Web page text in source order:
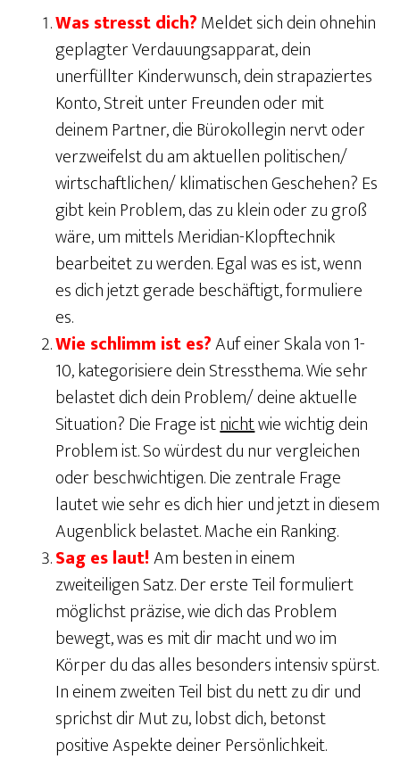
Was stresst dich?Meldet sich dein ohnehin
geplagter Verdauungsapparat, dein
unerfüllter Kinderwunsch, dein strapaziertes
Konto, Streit unter Freunden oder mit
deinem Partner, die Bürokollegin nervt oder
verzweifelst du am aktuellen politischen/
wirtschaftlichen/ klimatischen Geschehen? Es
gibt kein Problem, das zu klein oder zu groß
wäre, um mittels Meridian-Klopftechnik
bearbeitet zu werden. Egal was es ist, wenn
es dich jetzt gerade beschäftigt, formuliere
es.
Wie schlimm ist es?Auf einer Skala von 1-
10, kategorisiere dein Stressthema. Wie sehr
belastet dich dein Problem/ deine aktuelle
Situation? Die Frage istnichtwie wichtig dein
Problem ist. So würdest du nur vergleichen
oder beschwichtigen. Die zentrale Frage
lautet wie sehr es dich hier und jetzt in diesem
Augenblick belastet. Mache ein Ranking.
Sag es laut!Am besten in einem
zweiteiligen Satz. Der erste Teil formuliert
möglichst präzise, wie dich das Problem
bewegt, was es mit dir macht und wo im
Körper du das alles besonders intensiv spürst.
In einem zweiten Teil bist du nett zu dir und
sprichst dir Mut zu, lobst dich, betonst
positive Aspekte deiner Persönlichkeit.